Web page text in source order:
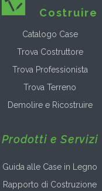
Costruire
Catalogo Case
Trova Costruttore
Trova Professionista
Trova Terreno
Demolire e Ricostruire
Prodotti e Servizi
Guida alle Case in Legno
Rapporto di Costruzione